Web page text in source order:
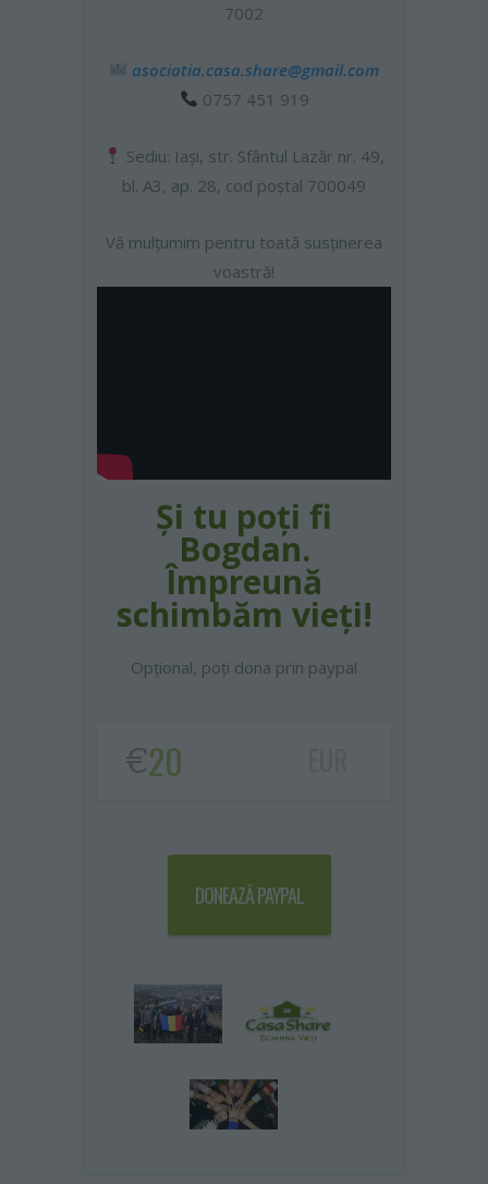
7002
asociatia.casa.share@gmail.com
0757 451 919
Sediu: Iași, str. Sfântul Lazăr nr. 49,
bl. A3, ap. 28, cod poştal 700049
Vă mulțumim pentru toată susținerea
voastră!
Şi tu poţi fi
Bogdan.
Împreună
schimbăm vieţi!
Opţional, poţi dona prin paypal
€
DONEAZĂ PAYPAL